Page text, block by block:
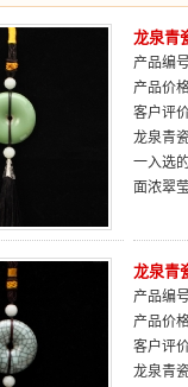
龙泉青
产品编
产品价
客户评
龙泉青
一入选
面浓翠
龙泉青
产品编
产品价
客户评
龙泉青